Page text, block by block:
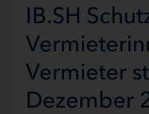
IB.SH
Vermieter
Dezember